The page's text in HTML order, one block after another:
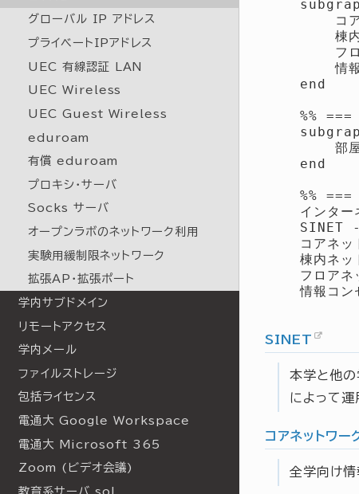
グローバル IP アドレス
プライベートIPアドレス
UEC 有線認証 LAN
UEC Wireless
UEC Guest Wireless
eduroam
有償 eduroam
プロキシ・サーバ
Socks サーバ
オープンラボのネットワーク利用
実験用緩制限ネットワーク
拡張AP・拡張ポート
学内サブドメイン
リモートアクセス
学内メール
ファイルストレージ
包括ライセンス
電通大 Google Workspace
電通大 Microsoft 365
Zoom (ビデオ会議)
教育系サーバ sol
subgraph
コア
棟内
フロ
情報
    end
%% ===
部屋
    end
%% ===
インタ
SINET
コアネッ
棟内ネッ
フロアネ
情報コン
SINET
本学と他の
によって運
コアネットワー
全学向け情